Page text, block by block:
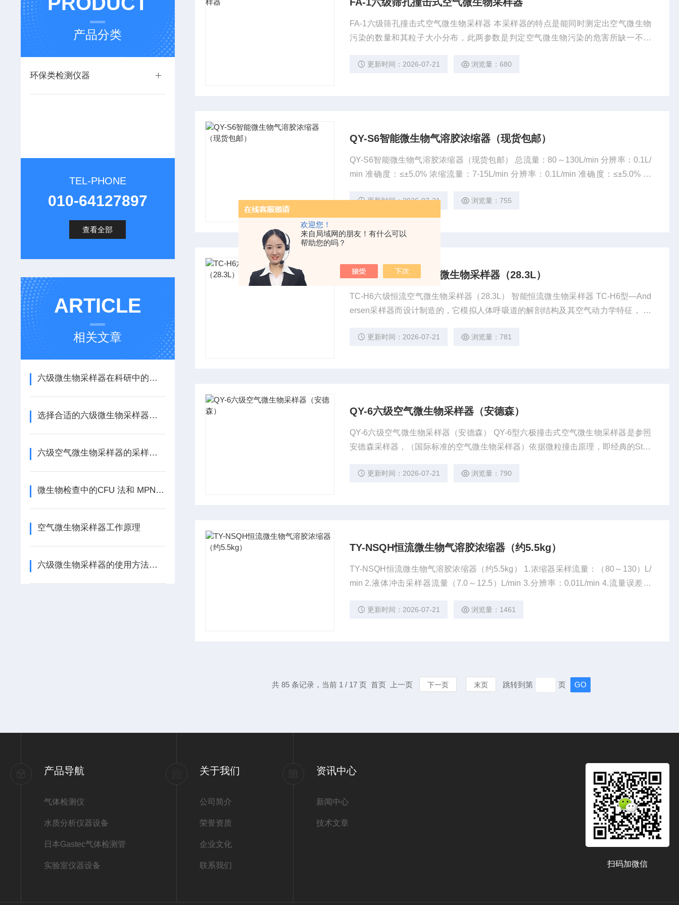
欢迎您！
来自局域网的朋友！有什么可以
帮助您的吗？
产品分类
环保类检测仪器
TEL-PHONE
010-64127897
查看全部
ARTICLE
相关文章
六级微生物采样器在科研中的重要性
选择合适的六级微生物采样器的5个关键因素
六级空气微生物采样器的采样流量是如何影响采样结果的
微生物检查中的CFU 法和 MPN法是什么
空气微生物采样器工作原理
六级微生物采样器的使用方法及应用
FA-1六级筛孔撞击式空气微生物采样器 本采样器的特点是能同时测定出空气微生物
污染的数量和其粒子大小分布，此两参数是判定空气微生物污染的危害所缺一不可
更新时间：2026-07-21 浏览量：680
QY-S6智能微生物气溶胶浓缩器（现货包邮）
QY-S6智能微生物气溶胶浓缩器（现货包邮） 总流量：80～130L/min 分辨率：0.1L/
min 准确度：≤±5.0% 浓缩流量：7-15L/min 分辨率：0.1L/min 准确度：≤±5.0% 温
更新时间：2026-07-21 浏览量：755
TC-H6六级恒流空气微生物采样器（28.3L）
TC-H6六级恒流空气微生物采样器（28.3L） 智能恒流微生物采样器 TC-H6型—And
ersen采样器而设计制造的，它模拟人体呼吸道的解剖结构及其空气动力学特征， 采
表面上，然后供培养及做进一步微 生物分析，求出空气微生物粒子数量及其大小分布
更新时间：2026-07-21 浏览量：781
QY-6六级空气微生物采样器（安德森）
QY-6六级空气微生物采样器（安德森） QY-6型六极撞击式空气微生物采样器是参照
安德森采样器，（国际标准的空气微生物采样器）依据微粒撞击原理，即经典的Stok
上，经过培养计数、计算、进而测定出每立方米空气中所含的微生物菌落数Cfu/m³。
更新时间：2026-07-21 浏览量：790
TY-NSQH恒流微生物气溶胶浓缩器（约5.5kg）
TY-NSQH恒流微生物气溶胶浓缩器（约5.5kg） 1.浓缩器采样流量：（80～130）L/
min 2.液体冲击采样器流量（7.0～12.5）L/min 3.分辨率：0.01L/min 4.流量误差：
更新时间：2026-07-21 浏览量：1461
共 85 条记录，当前 1 / 17 页 首页 上一页 下一页 末页 跳转到第 页
产品导航
气体检测仪
水质分析仪器设备
日本Gastec气体检测管
实验室仪器设备
关于我们
公司简介
荣誉资质
企业文化
联系我们
资讯中心
新闻中心
技术文章
扫码加微信